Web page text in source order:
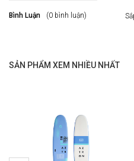
Bình Luận (0 bình luận)
SẢN PHẨM XEM NHIỀU NHẤT